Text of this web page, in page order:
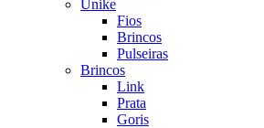
Unike
Fios
Brincos
Pulseiras
Brincos
Link
Prata
Goris